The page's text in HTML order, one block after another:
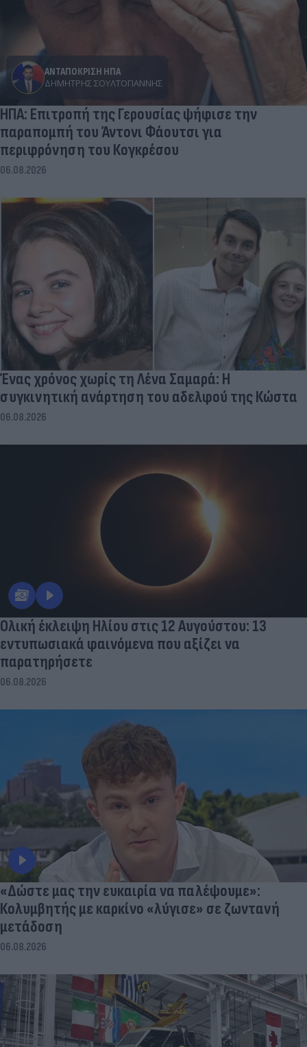
ΑΝΤΑΠΟΚΡΙΣΗ ΗΠΑ
ΔΗΜΉΤΡΗΣ ΣΟΥΛΤΟΓΙΆΝΝΗΣ
ΗΠΑ: Επιτροπή της Γερουσίας ψήφισε την
παραπομπή του Άντονι Φάουτσι για
περιφρόνηση του Κογκρέσου
06.08.2026
Ένας χρόνος χωρίς τη Λένα Σαμαρά: Η
συγκινητική ανάρτηση του αδελφού της Κώστα
06.08.2026
Ολική έκλειψη Ηλίου στις 12 Αυγούστου: 13
εντυπωσιακά φαινόμενα που αξίζει να
παρατηρήσετε
06.08.2026
«Δώστε μας την ευκαιρία να παλέψουμε»:
Κολυμβητής με καρκίνο «λύγισε» σε ζωντανή
μετάδοση
06.08.2026